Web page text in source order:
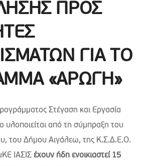
ΠΡΟΣ
ΓΙΑ ΤΟ
«ΑΡΩΓΗ»
Στέγαση και Εργασία
υλοποιείται από τη σύμπραξη του
του Δήμου Αιγάλεω, της Κ.Σ.Δ.Ε.Ο.
ΙΑΣΙΣέχουν ήδη ενοικιαστεί 15